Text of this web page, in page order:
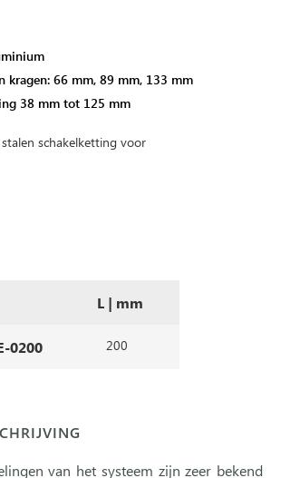
kragen: 66 mm, 89 mm, 133 mm
38 mm tot 125 mm
L | mm
0200 200
van het systeem zijn zeer bekend